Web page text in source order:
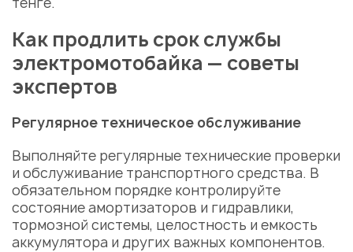
Как продлить срок службы
электромотобайка — советы
экспертов
Регулярное техническое обслуживание
Выполняйте регулярные технические проверки
и обслуживание транспортного средства. В
обязательном порядке контролируйте
состояние амортизаторов и гидравлики,
тормозной системы, целостность и емкость
аккумулятора и других важных компонентов.